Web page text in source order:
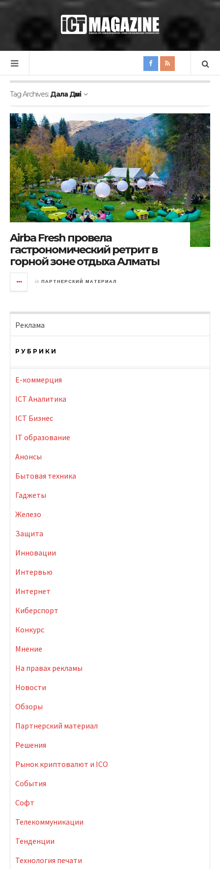
Tag Archives: Дала Дәмi
Airba Fresh провела
гастрономический ретрит в
горной зоне отдыха Алматы
in ПАРТНЕРСКИЙ МАТЕРИАЛ
Реклама
РУБРИКИ
E-коммерция
ICT Аналитика
ICT Бизнес
IT образование
Анонсы
Бытовая техника
Гаджеты
Железо
Защита
Инновации
Интервью
Интернет
Киберспорт
Конкурс
Мнение
На правах рекламы
Новости
Обзоры
Партнерский материал
Решения
Рынок криптовалют и ICO
События
Софт
Телекоммуникации
Тенденции
Технология печати